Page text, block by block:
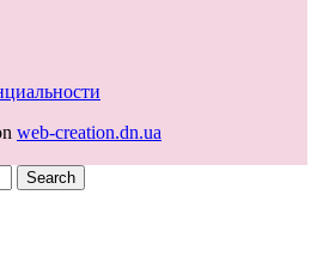
web-creation.dn.ua
Search